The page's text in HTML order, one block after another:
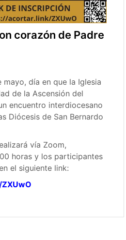
corazón de Padre
mayo, día en que la Iglesia
de la Ascensión del
encuentro interdiocesano
Diócesis de San Bernardo
vía Zoom,
horas y los participantes
el siguiente link: